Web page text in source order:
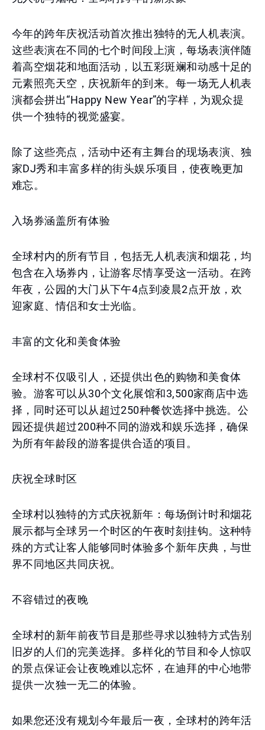
今年的跨年庆祝活动首次推出独特的无人机表演。
这些表演在不同的七个时间段上演，每场表演伴随
着高空烟花和地面活动，以五彩斑斓和动感十足的
元素照亮天空，庆祝新年的到来。每一场无人机表
演都会拼出“Happy New Year”的字样，为观众提
供一个独特的视觉盛宴。
除了这些亮点，活动中还有主舞台的现场表演、独
家DJ秀和丰富多样的街头娱乐项目，使夜晚更加
难忘。
入场券涵盖所有体验
全球村内的所有节目，包括无人机表演和烟花，均
包含在入场券内，让游客尽情享受这一活动。在跨
年夜，公园的大门从下午4点到凌晨2点开放，欢
迎家庭、情侣和女士光临。
丰富的文化和美食体验
全球村不仅吸引人，还提供出色的购物和美食体
验。游客可以从30个文化展馆和3,500家商店中选
择，同时还可以从超过250种餐饮选择中挑选。公
园还提供超过200种不同的游戏和娱乐选择，确保
为所有年龄段的游客提供合适的项目。
庆祝全球时区
全球村以独特的方式庆祝新年：每场倒计时和烟花
展示都与全球另一个时区的午夜时刻挂钩。这种特
殊的方式让客人能够同时体验多个新年庆典，与世
界不同地区共同庆祝。
不容错过的夜晚
全球村的新年前夜节目是那些寻求以独特方式告别
旧岁的人们的完美选择。多样化的节目和令人惊叹
的景点保证会让夜晚难以忘怀，在迪拜的中心地带
提供一次独一无二的体验。
如果您还没有规划今年最后一夜，全球村的跨年活